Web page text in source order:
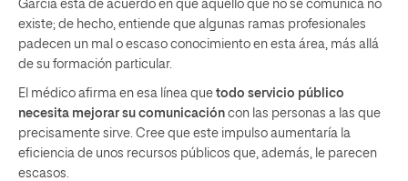
García está de acuerdo en que aquello que no se comunica no
existe; de hecho, entiende que algunas ramas profesionales
padecen un mal o escaso conocimiento en esta área, más allá
de su formación particular.
El médico afirma en esa línea que todo servicio público
necesita mejorar su comunicación con las personas a las que
precisamente sirve. Cree que este impulso aumentaría la
eficiencia de unos recursos públicos que, además, le parecen
escasos.